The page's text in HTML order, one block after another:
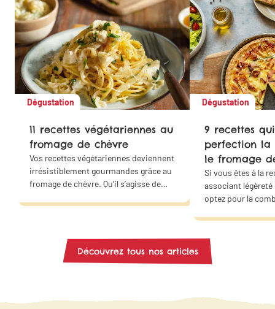
Dégustation
11 recettes végétariennes au
fromage de chèvre
Vos recettes végétariennes deviennent
irrésistiblement gourmandes grâce au
fromage de chèvre. Qu’il s’agisse de
monsieur, de salades ou de wraps…
de ce fromage la star de vos plats
végétariens ! Grâce à nos idées
Dégustation
9 recettes
perfection la
le fromage
Si vous êtes à la
associant
optez pour la
chèvre. Offrez un
douceur à votre
même !
Découvrez tous nos articles